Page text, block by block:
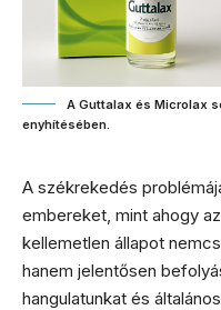
A Guttalax és Microlax
enyhítésében.
A székrekedés
embereket, mint ahogy
kellemetlen állapot
hanem jelentősen
hangulatunkat és